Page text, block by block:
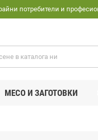
потребители и
МЕСО И ЗАГОТОВКИ